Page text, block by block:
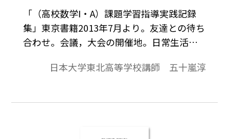
「（高校数学Ⅰ・A）課題学習指導実践記録
集」東京書籍2013年7月より。友達との待ち
合わせ。会議，大会の開催地。日常生活に
もが似たような体験をもつ身近な場面であ
るが，Ａ，Ｂ，Ｃさんの歩く距離の合計が
日本大学東北高等学校講師 五十嵐淳